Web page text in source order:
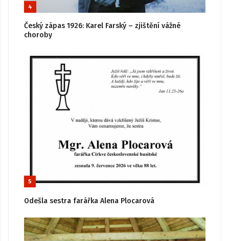
4
Český zápas 1926: Karel Farský – zjištění vážné
choroby
5
Odešla sestra farářka Alena Plocarová